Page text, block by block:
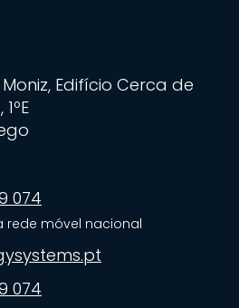
Edifício Cerca de
074
rede móvel nacional
074